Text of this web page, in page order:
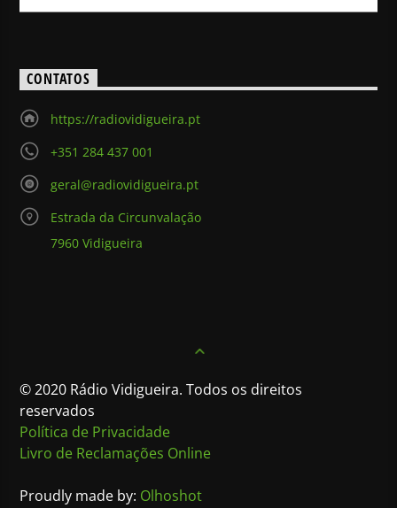
CONTATOS
https://radiovidigueira.pt
+351 284 437 001
geral@radiovidigueira.pt
Estrada da Circunvalação
7960 Vidigueira
© 2020 Rádio Vidigueira. Todos os direitos
reservados
Política de Privacidade
Livro de Reclamações Online
Proudly made by: Olhoshot